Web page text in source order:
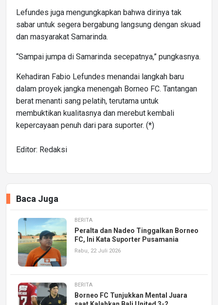
Lefundes juga mengungkapkan bahwa dirinya tak
sabar untuk segera bergabung langsung dengan skuad
dan masyarakat Samarinda.
“Sampai jumpa di Samarinda secepatnya,” pungkasnya.
Kehadiran Fabio Lefundes menandai langkah baru
dalam proyek jangka menengah Borneo FC. Tantangan
berat menanti sang pelatih, terutama untuk
membuktikan kualitasnya dan merebut kembali
kepercayaan penuh dari para suporter. (*)
Editor: Redaksi
Baca Juga
BERITA
Peralta dan Nadeo Tinggalkan Borneo
FC, Ini Kata Suporter Pusamania
Rabu, 22 Juli 2026
BERITA
Borneo FC Tunjukkan Mental Juara